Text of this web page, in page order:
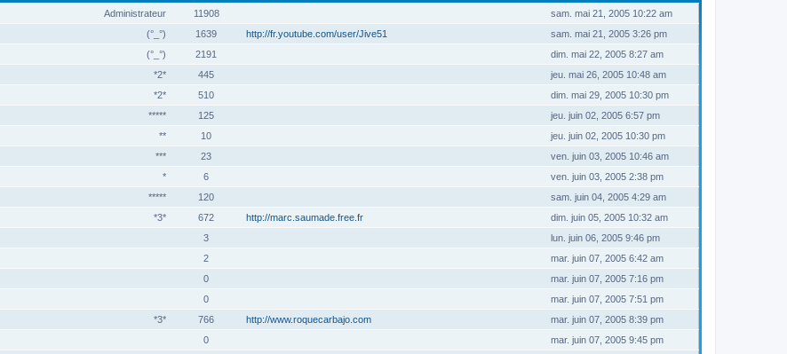
Administrateur 11908
sam. mai 21, 2005 10:22 am
(°_°)
1639 http://fr.youtube.com/user/Jive51
sam. mai 21, 2005 3:26 pm
(°_°)
2191
dim. mai 22, 2005 8:27 am
*2*
445
jeu. mai 26, 2005 10:48 am
*2*
510
dim. mai 29, 2005 10:30 pm
*****
125
jeu. juin 02, 2005 6:57 pm
**
10
jeu. juin 02, 2005 10:30 pm
***
23
ven. juin 03, 2005 10:46 am
*
6
ven. juin 03, 2005 2:38 pm
*****
120
sam. juin 04, 2005 4:29 am
*3*
672 http://marc.saumade.free.fr
dim. juin 05, 2005 10:32 am
3
lun. juin 06, 2005 9:46 pm
2
mar. juin 07, 2005 6:42 am
0
mar. juin 07, 2005 7:16 pm
0
mar. juin 07, 2005 7:51 pm
*3*
766 http://www.roquecarbajo.com
mar. juin 07, 2005 8:39 pm
0
mar. juin 07, 2005 9:45 pm